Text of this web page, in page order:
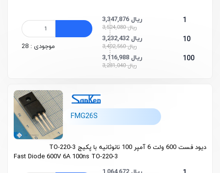
1 3,347,876 ریال
3,524,080 ریال
10 3,232,432 ریال
3,402,560 ریال
100 3,116,988 ریال
3,281,040 ریال
موجودی : 28
FMG26S
دیود فست 600 ولت 6 آمپر 100 نانوثانیه با پکیج TO-220-3
Fast Diode 600V 6A 100ns TO-220-3